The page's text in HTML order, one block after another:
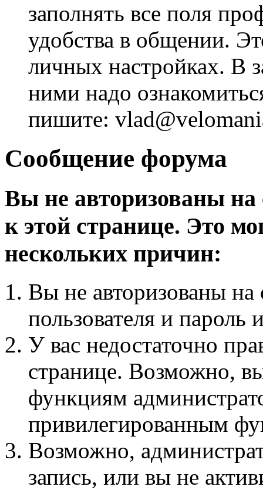
заполнять все поля
удобства в общении.
личных настройках. В
ними надо
пишите:
Сообщение форума
Вы не авторизованы на
к этой странице. Это
нескольких причин:
Вы не авторизованы на
пользователя и пароль
У вас недостаточно
странице. Возможно,
функциям
привилегированным
Возможно,
запись, или вы не